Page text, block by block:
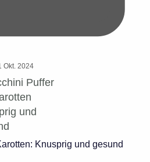
Okt. 2024
Knusprig und gesund